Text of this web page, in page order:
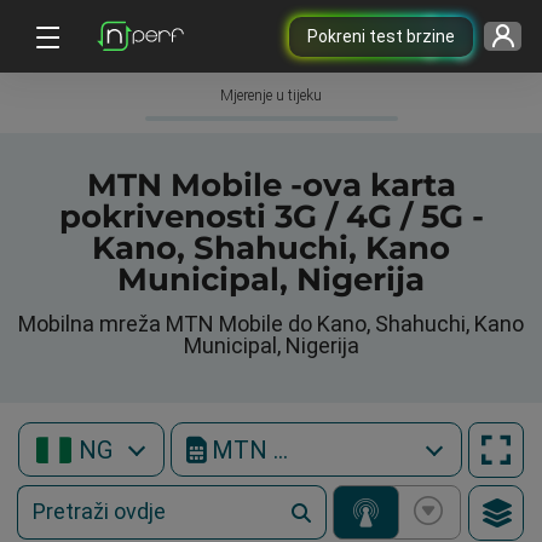
Pokreni test brzine
Mjerenje u tijeku
MTN Mobile -ova karta
pokrivenosti 3G / 4G / 5G -
Kano, Shahuchi, Kano
Municipal, Nigerija
Mobilna mreža MTN Mobile do Kano, Shahuchi, Kano
Municipal, Nigerija
NG MTN Mobile